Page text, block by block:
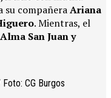
su compañeraAriana
. Mientras, el
Alma San Juan y
CG Burgos